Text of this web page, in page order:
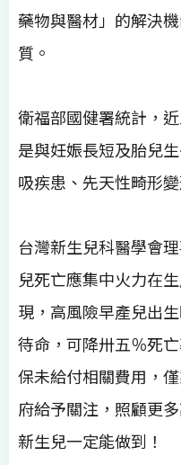
藥物與醫材」的解決
質。
衛福部國健署統計，
是與妊娠長短及胎兒
吸疾患、先天性畸形
台灣新生兒科醫學會
兒死亡應集中火力在
現，高風險早產兒出
待命，可降卅五％死
保未給付相關費用，
府給予關注，照顧更
新生兒一定能做到！